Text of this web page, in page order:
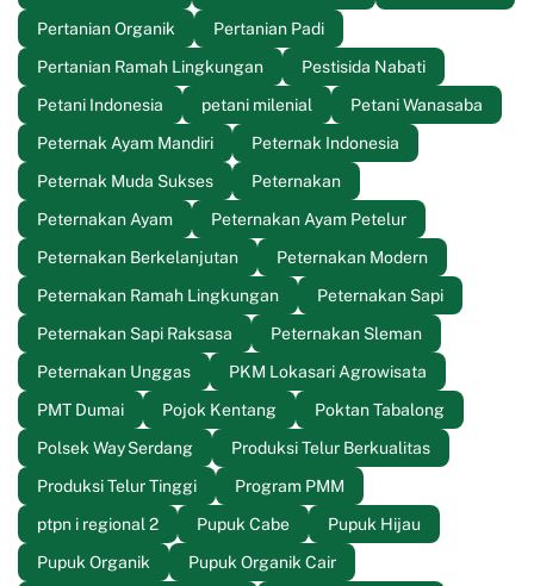
Pertanian Organik
Pertanian Padi
Pertanian Ramah Lingkungan
Pestisida Nabati
Petani Indonesia
petani milenial
Petani Wanasaba
Peternak Ayam Mandiri
Peternak Indonesia
Peternak Muda Sukses
Peternakan
Peternakan Ayam
Peternakan Ayam Petelur
Peternakan Berkelanjutan
Peternakan Modern
Peternakan Ramah Lingkungan
Peternakan Sapi
Peternakan Sapi Raksasa
Peternakan Sleman
Peternakan Unggas
PKM Lokasari Agrowisata
PMT Dumai
Pojok Kentang
Poktan Tabalong
Polsek Way Serdang
Produksi Telur Berkualitas
Produksi Telur Tinggi
Program PMM
ptpn i regional 2
Pupuk Cabe
Pupuk Hijau
Pupuk Organik
Pupuk Organik Cair